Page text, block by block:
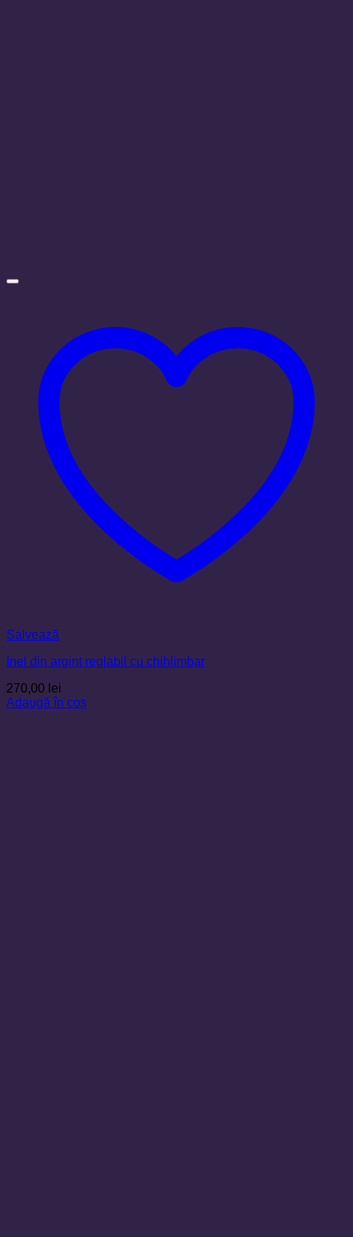
Salvează
Inel din argint reglabil cu chihlimbar
270,00 lei
Adaugă în coș